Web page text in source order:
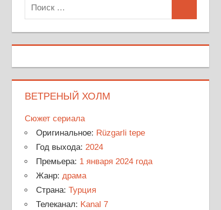
Поиск
для:
ВЕТРЕНЫЙ ХОЛМ
Сюжет сериала
Оригинальное: Rüzgarli tepe
Год выхода: 2024
Премьера: 1 января 2024 года
Жанр: драма
Страна: Турция
Телеканал: Kanal 7